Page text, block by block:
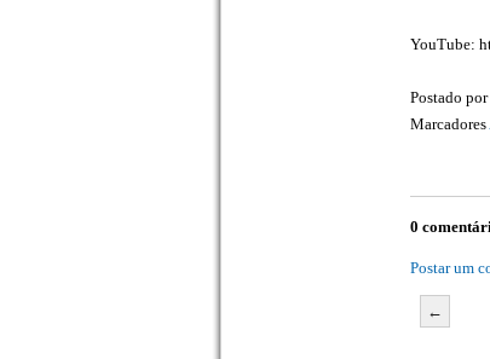
YouTube:
Postado por
Marcadores
0
Postar um
←